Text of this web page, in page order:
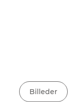
Billeder